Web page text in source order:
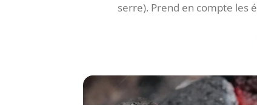
serre). Prend en compte les